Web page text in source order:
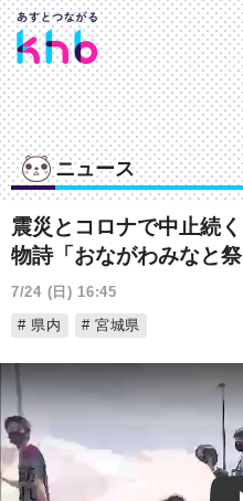
ニュース
震災とコロナで中止続
物詩「おながわみなと
7/24 (日) 16:45
県内
宮城県